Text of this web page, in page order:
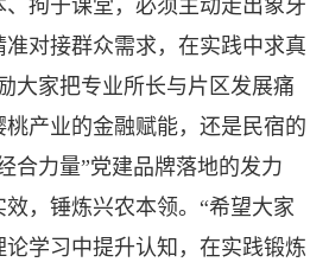
拘于课堂，必须主动走出象牙
对接群众需求，在实践中求真
大家把专业所长与片区发展痛
产业的金融赋能，还是民宿的
合力量”党建品牌落地的发力
，锤炼兴农本领。“希望大家
学习中提升认知，在实践锻炼